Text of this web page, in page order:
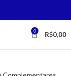
0 R$0,00